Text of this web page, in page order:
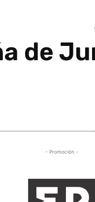
de
- Promoción -